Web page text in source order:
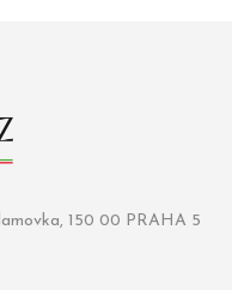
150 00 PRAHA 5